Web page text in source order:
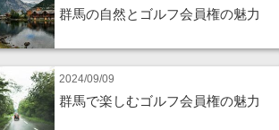
群馬の自然とゴルフ会員権の魅力
2024/09/09
群馬で楽しむゴルフ会員権の魅力